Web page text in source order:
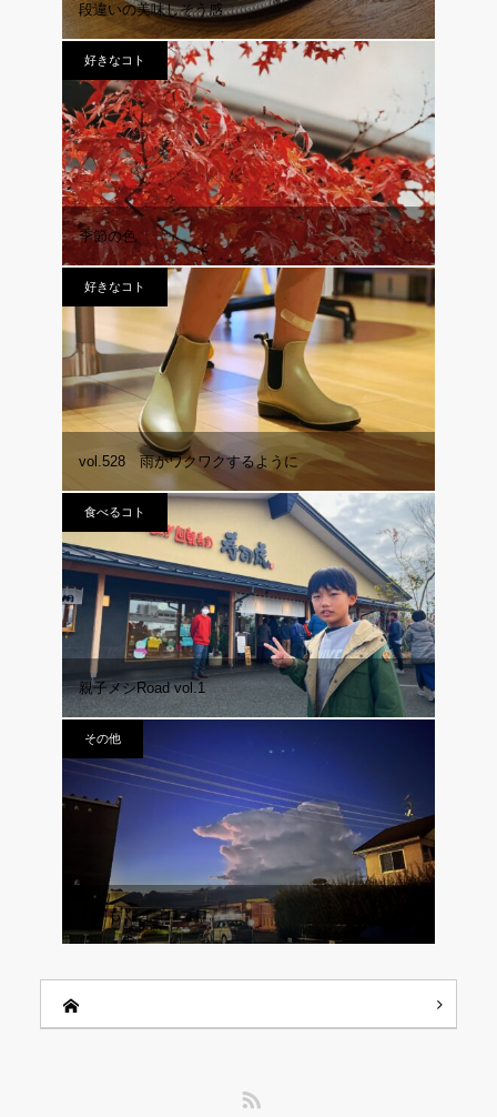
段違いの美味しそう感
好きなコト
季節の色
好きなコト
vol.528 雨がワクワクするように
食べるコト
親子メシRoad vol.1
その他
もくもく、ゴロゴロ。